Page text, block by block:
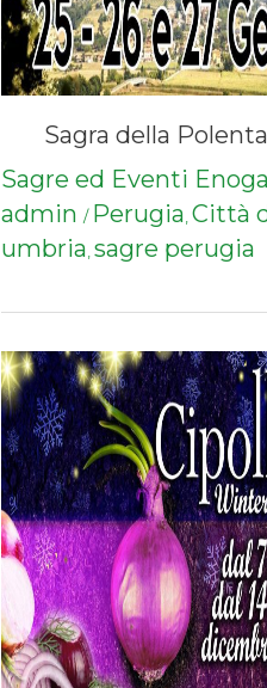
Sagra della
Sagre ed Eventi
admin / Perugia,Città
umbria,sagre perugia